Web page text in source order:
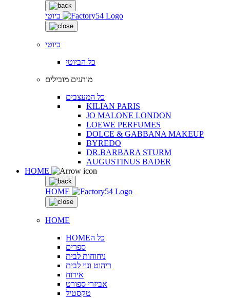
ביוטי
ביוטי
כל הביוטי
מותגים מובילים
כל המעצבים
KILIAN PARIS
JO MALONE LONDON
LOEWE PERFUMES
DOLCE & GABBANA MAKEUP
BYREDO
DR.BARBARA STURM
AUGUSTINUS BADER
HOME
HOME
HOME
HOMEכל ה
ספרים
ניחוחות לבית
ריהוט ונוי לבית
אירוח
אביזרי ספורט
טקסטיל